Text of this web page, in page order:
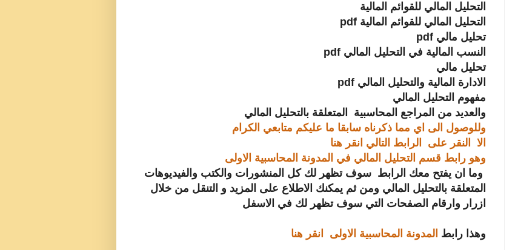
التحليل المالي للقوائم المالية
التحليل المالي للقوائم المالية pdf
تحليل مالي pdf
النسب المالية في التحليل المالي pdf
تحليل مالي
الادارة المالية والتحليل المالي pdf
مفهوم التحليل المالي
والعديد من المراجع المحاسبية المتعلقة بالتحليل المالي
وللوصول الى اي مما ذكرناه سابقا ما عليكم متابعي الكرام
الا النقر على الرابط التالي انقر هنا
وهو رابط قسم التحليل المالي في المدونة المحاسبية الاولى
وما ان يفتح معك الرابط سوف تظهر لك كل المنشورات والكتب والفيديوهات
المتعلقة بالتحليل المالي ومن ثم يمكنك الاطلاع على المزيد و التنقل من خلال
ازرار وارقام الصفحات التي سوف تظهر لك في الاسفل
وهذا رابط المدونة المحاسبية الاولى انقر هنا